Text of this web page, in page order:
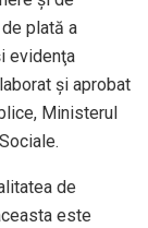
plată a
evidenţa
și aprobat
Ministerul
de
este